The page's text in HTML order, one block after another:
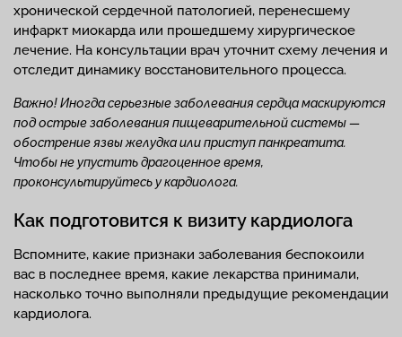
хронической сердечной патологией, перенесшему
инфаркт миокарда или прошедшему хирургическое
лечение. На консультации врач уточнит схему лечения и
отследит динамику восстановительного процесса.
Важно! Иногда серьезные заболевания сердца маскируются
под острые заболевания пищеварительной системы —
обострение язвы желудка или приступ панкреатита.
Чтобы не упустить драгоценное время,
проконсультируйтесь у кардиолога.
Как подготовится к визиту кардиолога
Вспомните, какие признаки заболевания беспокоили
вас в последнее время, какие лекарства принимали,
насколько точно выполняли предыдущие рекомендации
кардиолога.